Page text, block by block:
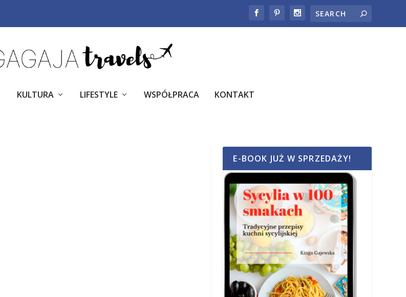
KULTURA LIFESTYLE WSPÓŁPRACA KONTAKT
E-BOOK JUŻ W SPRZEDAŻY!